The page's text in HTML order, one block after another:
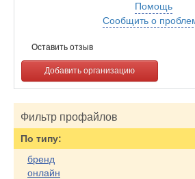
Помощь
Сообщить о
Оставить отзыв
Добавить организацию
Фильтр профайлов
По типу:
бренд
онлайн